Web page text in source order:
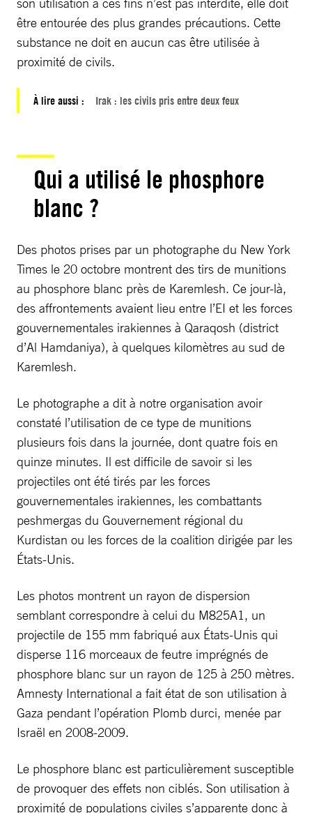
être entourée des plus grandes précautions. Cette
substance ne doit en aucun cas être utilisée à
proximité de civils.
À lire aussi : Irak : les civils pris entre deux feux
Qui a utilisé le phosphore
blanc ?
Des photos prises par un photographe du New York
Times le 20 octobre montrent des tirs de munitions
au phosphore blanc près de Karemlesh. Ce jour-là,
des affrontements avaient lieu entre l’EI et les forces
gouvernementales irakiennes à Qaraqosh (district
d’Al Hamdaniya), à quelques kilomètres au sud de
Karemlesh.
Le photographe a dit à notre organisation avoir
constaté l’utilisation de ce type de munitions
plusieurs fois dans la journée, dont quatre fois en
quinze minutes. Il est difficile de savoir si les
projectiles ont été tirés par les forces
gouvernementales irakiennes, les combattants
peshmergas du Gouvernement régional du
Kurdistan ou les forces de la coalition dirigée par les
États-Unis.
Les photos montrent un rayon de dispersion
semblant correspondre à celui du M825A1, un
projectile de 155 mm fabriqué aux États-Unis qui
disperse 116 morceaux de feutre imprégnés de
phosphore blanc sur un rayon de 125 à 250 mètres.
Amnesty International a fait état de son utilisation à
Gaza pendant l’opération Plomb durci, menée par
Israël en 2008-2009.
Le phosphore blanc est particulièrement susceptible
de provoquer des effets non ciblés. Son utilisation à
proximité de populations civiles s’apparente donc à